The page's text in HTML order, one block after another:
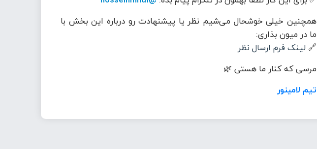
همچنین خیلی خوشحال می‌شیم نظر یا پیشنهادت رو درباره این بخش با
ما در میون بذاری:
🔗 لینک فرم ارسال نظر
مرسی که کنار ما هستی 🌿
تیم لامینور